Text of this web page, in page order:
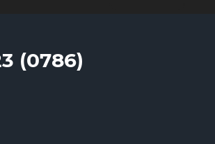
(0786)